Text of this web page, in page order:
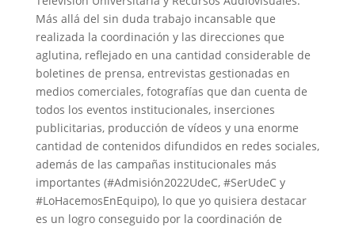
Más allá del sin duda trabajo incansable que
realizada la coordinación y las direcciones que
aglutina, reflejado en una cantidad considerable de
boletines de prensa, entrevistas gestionadas en
medios comerciales, fotografías que dan cuenta de
todos los eventos institucionales, inserciones
publicitarias, producción de vídeos y una enorme
cantidad de contenidos difundidos en redes sociales,
además de las campañas institucionales más
importantes (#Admisión2022UdeC, #SerUdeC y
#LoHacemosEnEquipo), lo que yo quisiera destacar
es un logro conseguido por la coordinación de